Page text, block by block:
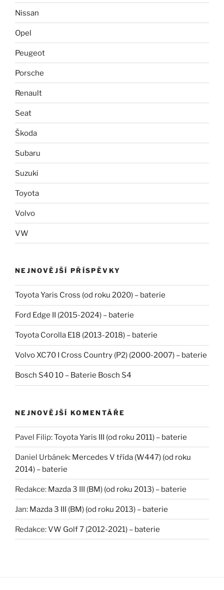
Nissan
Opel
Peugeot
Porsche
Renault
Seat
Škoda
Subaru
Suzuki
Toyota
Volvo
VW
NEJNOVĚJŠÍ PŘÍSPĚVKY
Toyota Yaris Cross (od roku 2020) – baterie
Ford Edge II (2015-2024) – baterie
Toyota Corolla E18 (2013-2018) – baterie
Volvo XC70 I Cross Country (P2) (2000-2007) – baterie
Bosch S40 10 – Baterie Bosch S4
NEJNOVĚJŠÍ KOMENTÁŘE
Pavel Filip:Toyota Yaris III (od roku 2011) – baterie
Daniel Urbánek: Mercedes V třída (W447) (od roku
2014) – baterie
Redakce: Mazda 3 III (BM) (od roku 2013) – baterie
Jan: Mazda 3 III (BM) (od roku 2013) – baterie
Redakce:VW Golf 7 (2012-2021) – baterie